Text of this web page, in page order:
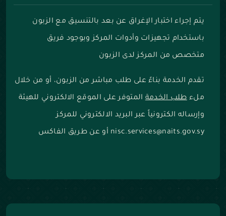
يتم إجراء اختبار الإغراق عن بعد بالتنسيق مع الزبون
باستخدام تجهيزات وأدوات المركز وبوجود فريق
متخصص من المركز لدى الزبون
تقدم الخدمة بناءً على طلب مباشر من الزبون، أو من خلال
ملءطلب الخدمةالمتوفر على الموقع الالكتروني للهيئة
وإرساله الكترونياً عبر البريد الالكتروني للمركز
nisc.services@naits.gov.sy أو عن طريق الفاكس